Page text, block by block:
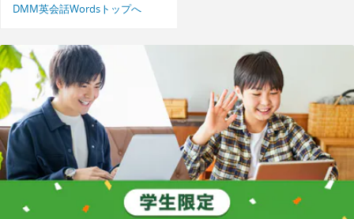
DMM英会話Wordsトップへ